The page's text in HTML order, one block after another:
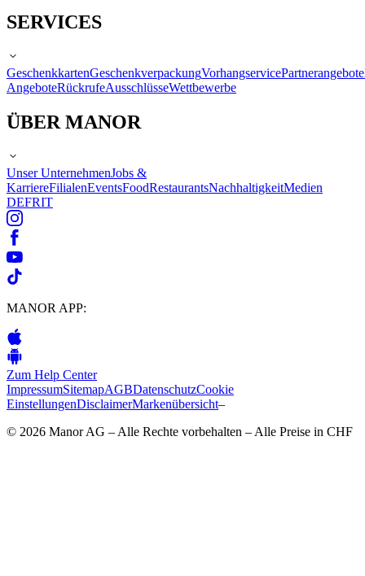
SERVICES
GeschenkkartenGeschenkverpackungVorhangservicePartnerangebote
AngeboteRückrufeAusschlüsseWettbewerbe
ÜBER MANOR
Unser UnternehmenJobs &
KarriereFilialenEventsFoodRestaurantsNachhaltigkeitMedien
DEFRIT
MANOR APP:
Zum Help Center
ImpressumSitemapAGBDatenschutzCookie
EinstellungenDisclaimerMarkenübersicht–
© 2026 Manor AG – Alle Rechte vorbehalten – Alle Preise in CHF